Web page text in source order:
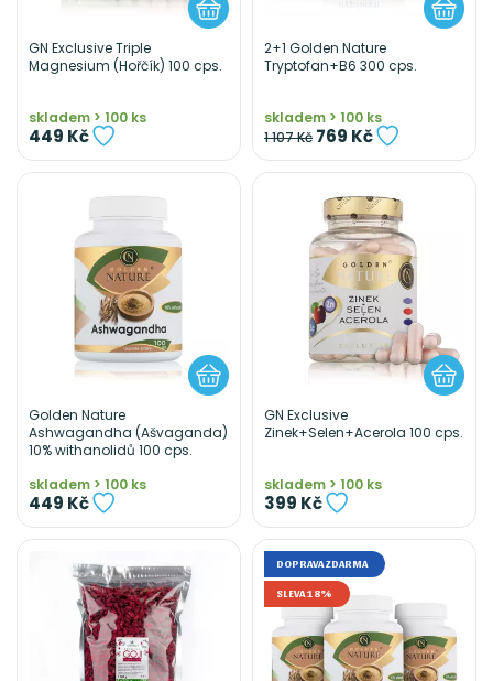
GN Exclusive Triple
Magnesium (Hořčík) 100 cps.
skladem > 100 ks
449 Kč
2+1 Golden Nature
Tryptofan+B6 300 cps.
skladem > 100 ks
1 107 Kč 769 Kč
Golden Nature
Ashwagandha (Ašvaganda)
10% withanolidů 100 cps.
skladem > 100 ks
449 Kč
GN Exclusive
Zinek+Selen+Acerola 100 cps.
skladem > 100 ks
399 Kč
DOPRAVA ZDARMA
SLEVA 18%